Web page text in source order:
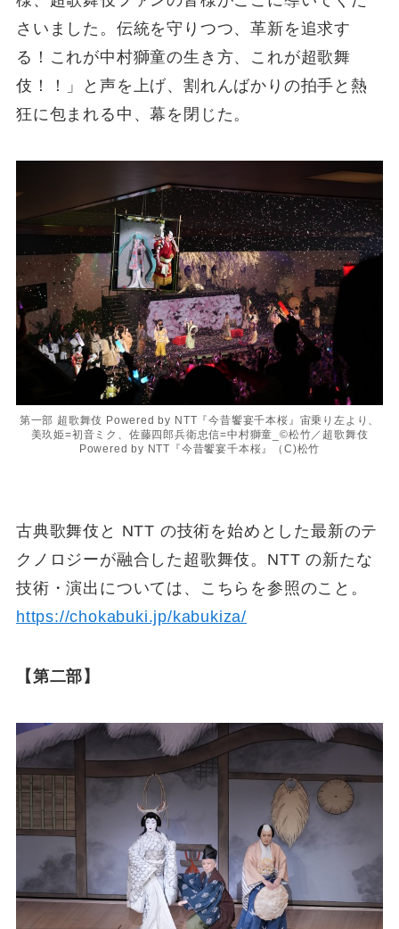
さいました。伝統を守りつつ、革新を追求す
る！これが中村獅童の生き方、これが超歌舞
伎！！」と声を上げ、割れんばかりの拍手と熱
狂に包まれる中、幕を閉じた。
第一部 超歌舞伎 Powered by NTT『今昔饗宴千本桜』宙乗り左より、
美玖姫=初音ミク、佐藤四郎兵衛忠信=中村獅童_©松竹／超歌舞伎
Powered by NTT『今昔饗宴千本桜』（C)松竹
古典歌舞伎と NTT の技術を始めとした最新のテ
クノロジーが融合した超歌舞伎。NTT の新たな
技術・演出については、こちらを参照のこと。
https://chokabuki.jp/kabukiza/
【第二部】